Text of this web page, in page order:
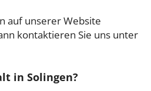
auf unserer Website
kontaktieren Sie uns unter
in Solingen?